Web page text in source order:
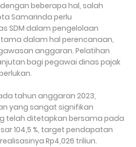
beberapa hal, salah
Samarinda perlu
SDM dalam pengelolaan
dalam hal perencanaan,
anggaran. Pelatihan
bagi pegawai dinas pajak
tahun anggaran 2023,
yang sangat signifikan
telah ditetapkan bersama pada
104,5 %, target pendapatan
Rp4,026 triliun.